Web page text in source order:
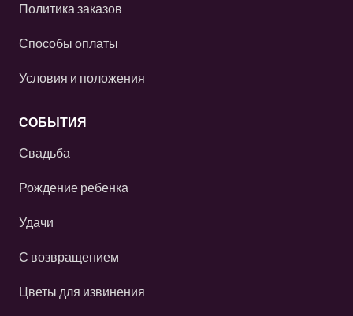
Политика заказов
Способы оплаты
Условия и положения
СОБЫТИЯ
Свадьба
Рождение ребенка
Удачи
С возвращением
Цветы для извинения